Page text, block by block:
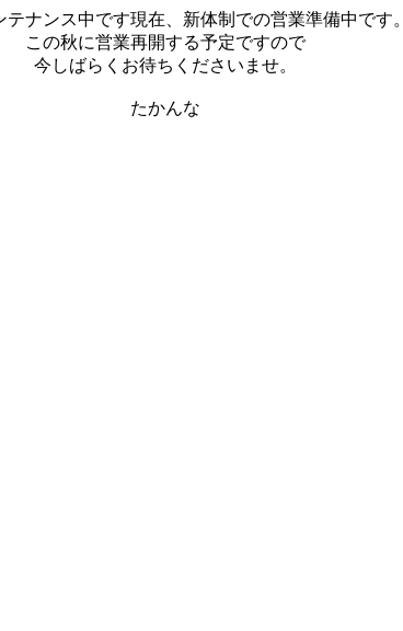
テナンス中です現在、新体制での営業準備中です。
この秋に営業再開する予定ですので
今しばらくお待ちくださいませ。
たかんな